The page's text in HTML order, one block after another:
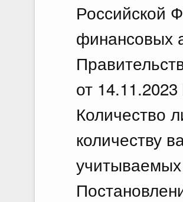
Российской
финансовых
от
Количество
количеству